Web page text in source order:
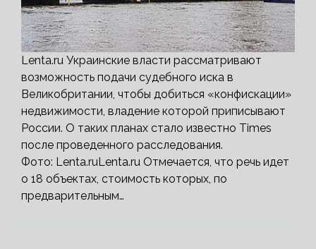
Lenta.ru Украинские власти рассматривают
возможность подачи судебного иска в
Великобритании, чтобы добиться «конфискации»
недвижимости, владение которой приписывают
России. О таких планах стало известно Times
после проведенного расследования.
Фото: Lenta.ruLenta.ru Отмечается, что речь идет
о 18 объектах, стоимость которых, по
предварительным…